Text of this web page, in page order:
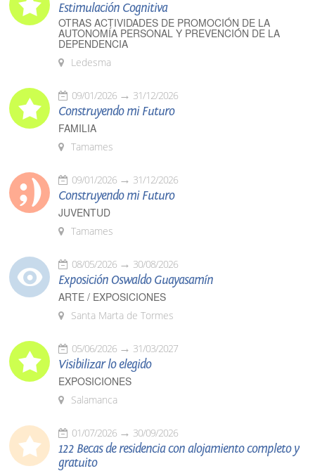
Estimulación Cognitiva
OTRAS ACTIVIDADES DE PROMOCIÓN DE LA
AUTONOMÍA PERSONAL Y PREVENCIÓN DE LA
DEPENDENCIA
Ledesma
09/01/2026 31/12/2026
Construyendo mi Futuro
FAMILIA
Tamames
09/01/2026 31/12/2026
Construyendo mi Futuro
JUVENTUD
Tamames
08/05/2026 30/08/2026
Exposición Oswaldo Guayasamín
ARTE / EXPOSICIONES
Santa Marta de Tormes
05/06/2026 31/03/2027
Visibilizar lo elegido
EXPOSICIONES
Salamanca
01/07/2026 30/09/2026
122 Becas de residencia con alojamiento completo y
gratuito